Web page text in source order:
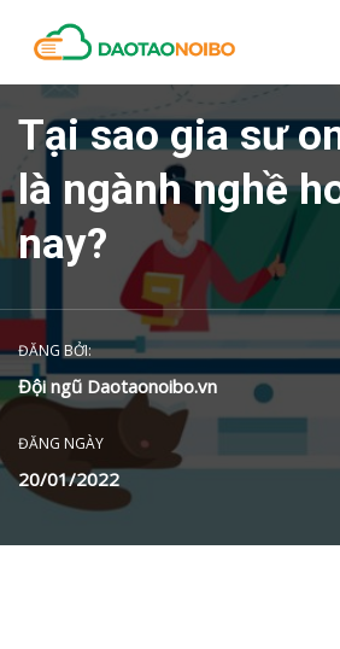
Tại sao gia sư
là ngành nghề
nay?
ĐĂNG BỞI:
Đội ngũ Daotaonoibo.vn
ĐĂNG NGÀY
20/01/2022